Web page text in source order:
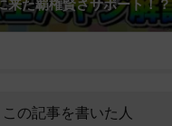
来た覇権賢さサポート！？
この記事を書いた人